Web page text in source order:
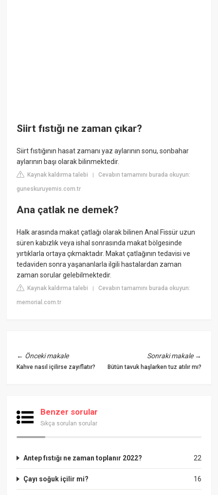
Siirt fıstığı ne zaman çıkar?
Siirt fıstığının hasat zamanı yaz aylarının sonu, sonbahar
aylarının başı olarak bilinmektedir.
Kaynak kaldırma talebi |Cevabın tamamını burada okuyun:
guneskuruyemis.com.tr
Ana çatlak ne demek?
Halk arasında makat çatlağı olarak bilinen Anal Fissür uzun
süren kabızlık veya ishal sonrasında makat bölgesinde
yırtıklarla ortaya çıkmaktadır. Makat çatlağının tedavisi ve
tedaviden sonra yaşananlarla ilgili hastalardan zaman
zaman sorular gelebilmektedir.
Kaynak kaldırma talebi |Cevabın tamamını burada okuyun:
memorial.com.tr
← Önceki makale
Kahve nasıl içilirse zayıflatır?
Sonraki makale→
Bütün tavuk haşlarken tuz atılır mı?
Benzer sorular
Sıkça sorulan sorular
22
Antep fıstığı ne zaman toplanır 2022?
16
Çayı soğuk içilir mi?